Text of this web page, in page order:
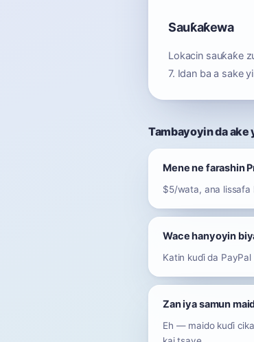
Sauƙaƙewa
Lokacin sauƙaƙe
7. Idan ba a sake
Tambayoyin da ake
Mene ne farashin
$5/wata, ana lissafa
Wace hanyoyin
Katin kuɗi da
Zan iya samun
Eh — maido kuɗi